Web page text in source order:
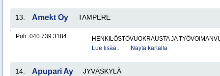
13. Amekt Oy TAMPERE
Puh. 040 739 3184
HENKILÖSTÖVUOKRAUSTA JA
Lue lisää..
Näytä kartalla
14. Apupari Ay JYVÄSKYLÄ